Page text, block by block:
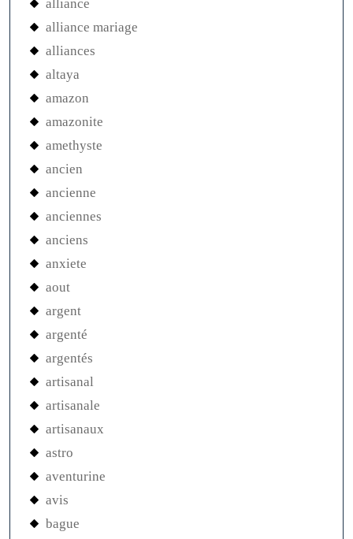
alliance
alliance mariage
alliances
altaya
amazon
amazonite
amethyste
ancien
ancienne
anciennes
anciens
anxiete
aout
argent
argenté
argentés
artisanal
artisanale
artisanaux
astro
aventurine
avis
bague